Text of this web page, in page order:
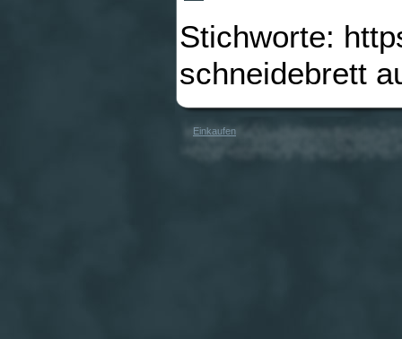
Stichworte:
schneidebrett
Einkaufen